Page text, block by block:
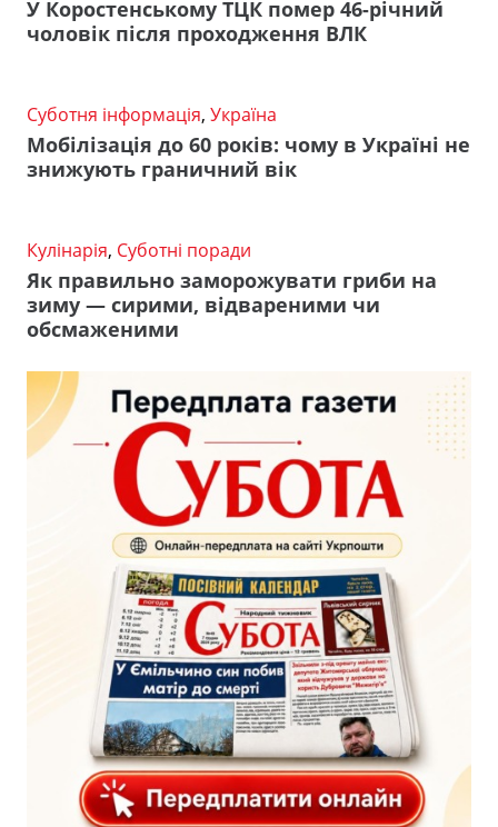
У Коростенському ТЦК помер 46-річний
чоловік після проходження ВЛК
Суботня інформація, Україна
Мобілізація до 60 років: чому в Україні не
знижують граничний вік
Кулінарія, Суботні поради
Як правильно заморожувати гриби на
зиму — сирими, відвареними чи
обсмаженими